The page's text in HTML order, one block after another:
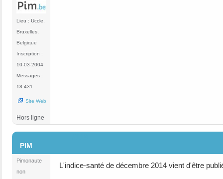
Lieu : Uccle,
Bruxelles,
Belgique
Inscription :
10-03-2004
Messages :
18 431
Site Web
Hors ligne
PIM
Pimonaute
non
L'indice-santé de décembre 2014 vient d'être